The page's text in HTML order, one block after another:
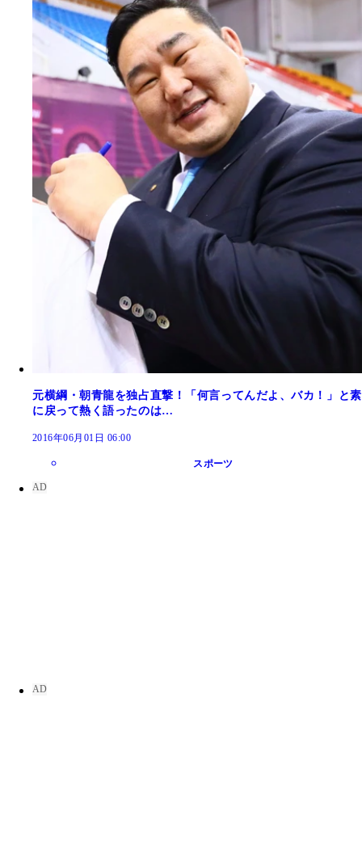
元横綱・朝青龍を独占直撃！「何言ってんだよ、バカ！」と素
に戻って熱く語ったのは…
2016年06月01日 06:00
スポーツ